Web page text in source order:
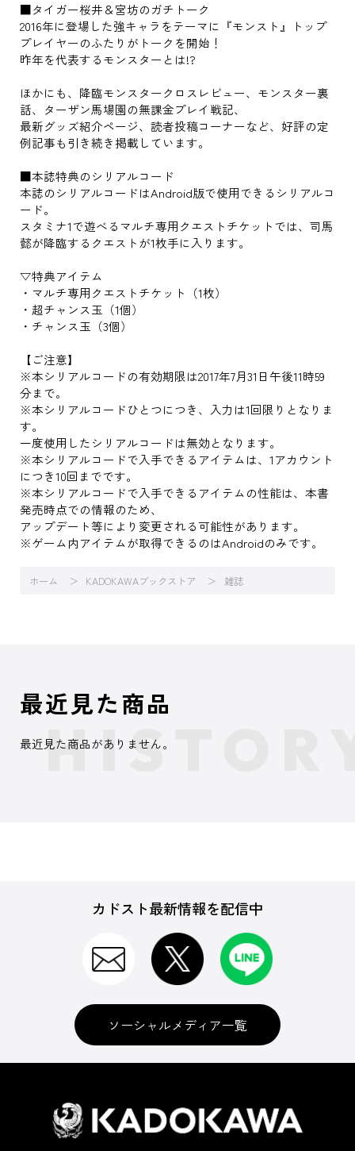
■タイガー桜井＆宮坊のガチトーク
2016年に登場した強キャラをテーマに『モンスト』トップ
プレイヤーのふたりがトークを開始！
昨年を代表するモンスターとは!?
ほかにも、降臨モンスタークロスレビュー、モンスター裏
話、ターザン馬場園の無課金プレイ戦記、
最新グッズ紹介ページ、読者投稿コーナーなど、好評の定
例記事も引き続き掲載しています。
■本誌特典のシリアルコード
本誌のシリアルコードはAndroid版で使用できるシリアルコ
ード。
スタミナ1で遊べるマルチ専用クエストチケットでは、司馬
懿が降臨するクエストが1枚手に入ります。
▽特典アイテム
・マルチ専用クエストチケット（1枚）
・超チャンス玉（1個）
・チャンス玉（3個）
【ご注意】
※本シリアルコードの有効期限は2017年7月31日午後11時59
分まで。
※本シリアルコードひとつにつき、入力は1回限りとなりま
す。
一度使用したシリアルコードは無効となります。
※本シリアルコードで入手できるアイテムは、1アカウント
につき10回までです。
※本シリアルコードで入手できるアイテムの性能は、本書
発売時点での情報のため、
アップデート等により変更される可能性があります。
※ゲーム内アイテムが取得できるのはAndroidのみです。
ホーム KADOKAWAブックストア 雑誌
最近見た商品
最近見た商品がありません。
カドスト最新情報を配信中
ソーシャルメディア一覧